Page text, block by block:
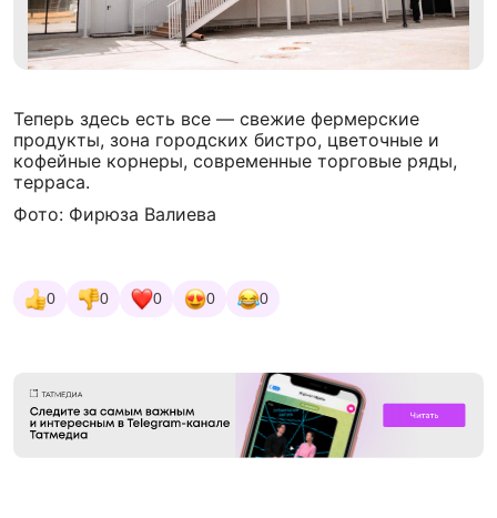
Теперь здесь есть все — свежие фермерские
продукты, зона городских бистро, цветочные и
кофейные корнеры, современные торговые ряды,
терраса.
Фото: Фирюза Валиева
0 0 0 0 0